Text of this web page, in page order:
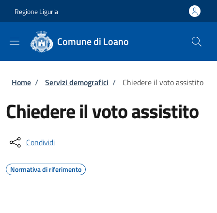
Regione Liguria
Comune di Loano
Briciole di pane
Home / Servizi demografici / Chiedere il voto assistito
Chiedere il voto assistito
Condividi
Normativa di riferimento